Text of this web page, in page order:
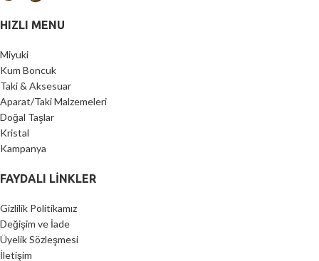
HIZLI MENU
Miyuki
Kum Boncuk
Taki & Aksesuar
Aparat/Taki Malzemeleri
Doğal Taşlar
Kristal
Kampanya
FAYDALI LİNKLER
Gizlilik Politikamız
Değişim ve İade
Üyelik Sözleşmesi
İletişim